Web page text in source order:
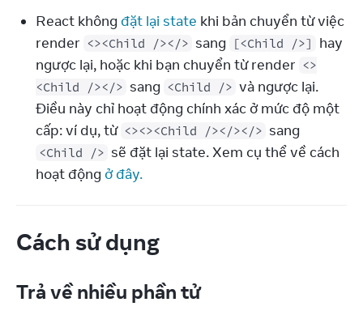
React không đặt lại state khi bản chuyển từ việc
render <><Child /></> sang [<Child />]
hay
ngược lại, hoặc khi bạn chuyển từ render <>
<Child /></> sang <Child /> và ngược lại.
Điều này chỉ hoạt động chính xác ở mức độ một
cấp: ví dụ, từ <><><Child /></></>
<Child /> sẽ đặt lại state. Xem cụ thể về cách
hoạt động ở đây.
Cách sử dụng
Trả về nhiều phần tử